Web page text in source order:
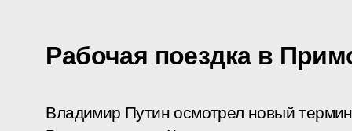
Рабочая поездка в
Владимир Путин осмотрел новый